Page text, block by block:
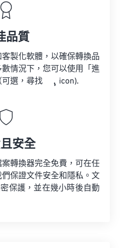
品質
製化軟體，以確保轉換品
情況下，您可以使用「進
選，尋找
icon).
安全
轉換器完全免費，可在任
保證文件安全和隱私。文
保護，並在幾小時後自動